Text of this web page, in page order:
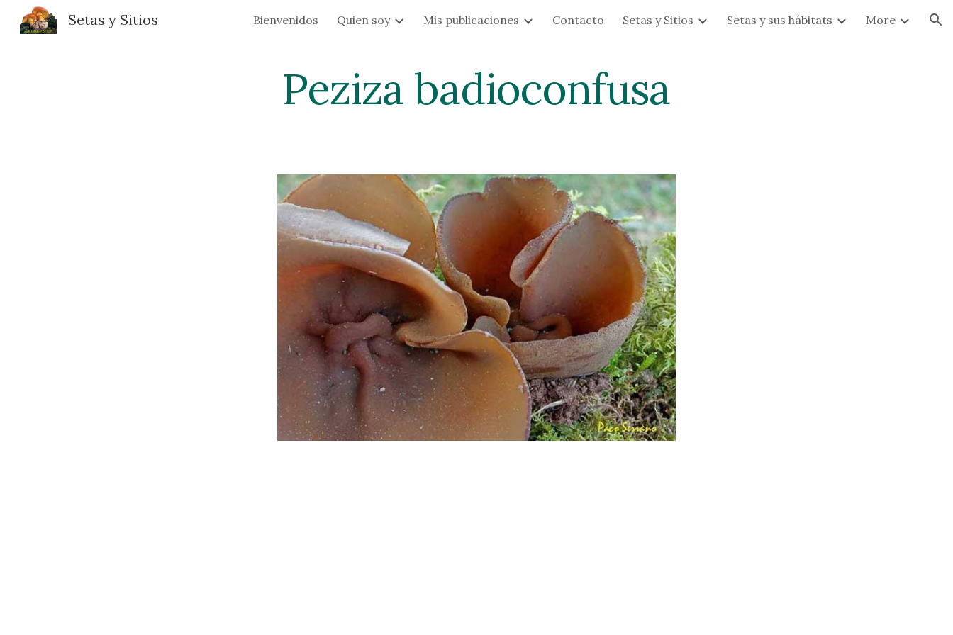
Skip to main content Skip to navigation
Setas y Sitios Bienvenidos Quien soy Mis publicaciones Contacto Setas y Sitios Setas y sus hábitats More
Peziza badioconfusa